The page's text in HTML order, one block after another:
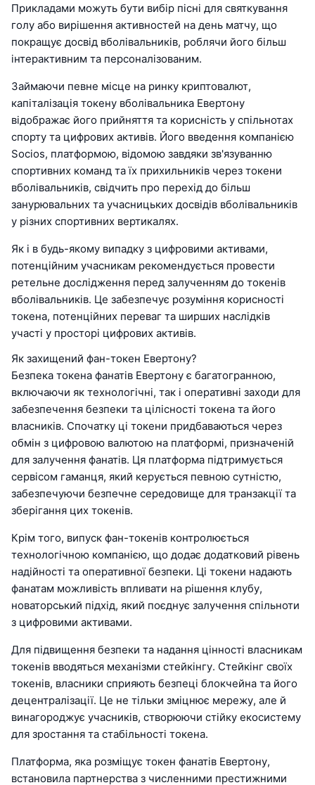
Прикладами можуть бути вибір пісні для святкування
голу або вирішення активностей на день матчу, що
покращує досвід вболівальників, роблячи його більш
інтерактивним та персоналізованим.
Займаючи певне місце на ринку криптовалют,
капіталізація токену вболівальника Евертону
відображає його прийняття та корисність у спільнотах
спорту та цифрових активів. Його введення компанією
Socios, платформою, відомою завдяки зв'язуванню
спортивних команд та їх прихильників через токени
вболівальників, свідчить про перехід до більш
занурювальних та учасницьких досвідів вболівальників
у різних спортивних вертикалях.
Як і в будь-якому випадку з цифровими активами,
потенційним учасникам рекомендується провести
ретельне дослідження перед залученням до токенів
вболівальників. Це забезпечує розуміння корисності
токена, потенційних переваг та ширших наслідків
участі у просторі цифрових активів.
Як захищений фан-токен Евертону?
Безпека токена фанатів Евертону є багатогранною,
включаючи як технологічні, так і оперативні заходи для
забезпечення безпеки та цілісності токена та його
власників. Спочатку ці токени придбаваються через
обмін з цифровою валютою на платформі, призначеній
для залучення фанатів. Ця платформа підтримується
сервісом гаманця, який керується певною сутністю,
забезпечуючи безпечне середовище для транзакції та
зберігання цих токенів.
Крім того, випуск фан-токенів контролюється
технологічною компанією, що додає додатковий рівень
надійності та оперативної безпеки. Ці токени надають
фанатам можливість впливати на рішення клубу,
новаторський підхід, який поєднує залучення спільноти
з цифровими активами.
Для підвищення безпеки та надання цінності власникам
токенів вводяться механізми стейкінгу. Стейкінг своїх
токенів, власники сприяють безпеці блокчейна та його
децентралізації. Це не тільки зміцнює мережу, але й
винагороджує учасників, створюючи стійку екосистему
для зростання та стабільності токена.
Платформа, яка розміщує токен фанатів Евертону,
встановила партнерства з численними престижними